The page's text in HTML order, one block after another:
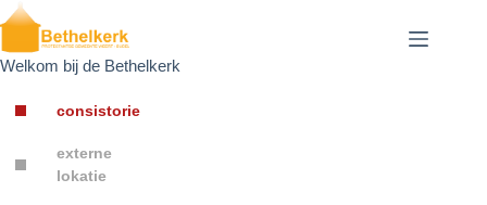
Ga
de
Welkom bij de Bethelkerk
consistorie
externe
lokatie